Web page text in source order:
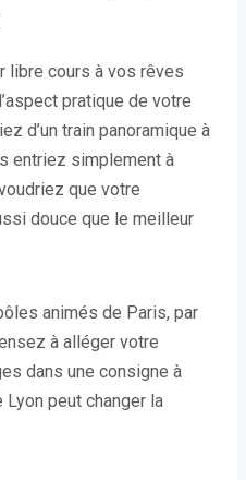
libre cours à vos rêves
pratique de votre
d’un train panoramique à
entriez simplement à
que votre
douce que le meilleur
animés de Paris, par
à alléger votre
dans une consigne à
Lyon peut changer la